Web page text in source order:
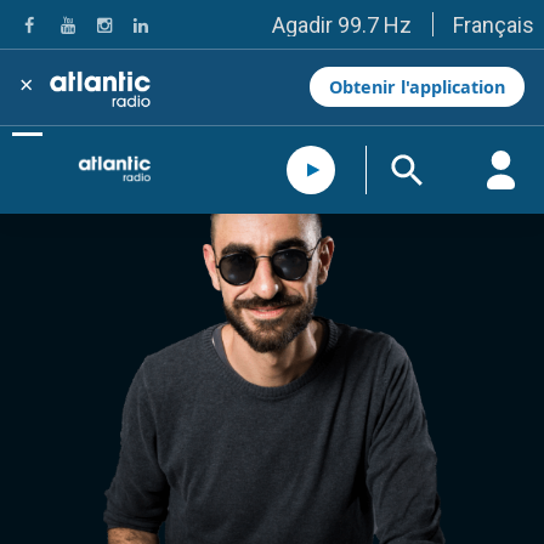
Agadir 99.7 Hz
Tanger 103.3 Hz
Tétouan 87.8 Hz
Fès 98.8 Hz
Meknès 97.2 Hz
El Jadida 97.3
Settat 104,6
Essaouira 96.6
Safi 92.3
Taza 103.0
Taounate 95.6
Tiznit 103.1
SkhourRhamna 92.2
Taroudant 104.9
Guelmim 91.9
Tan-Tan 95.2
Tafraout 104.9
Casablanca 92.5 Hz
Rabat, Salé 106.9 Hz
Marrakech 90.5 Hz
Français
× Obtenir l'application